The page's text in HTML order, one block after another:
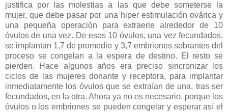
justifica por las molestias a las que debe someterse la
mujer, que debe pasar por una hiper estimulación ovárica y
una pequeña operación para extraerle alrededor de 10
óvulos de una vez. De esos 10 óvulos, una vez fecundados,
se implantan 1,7 de promedio y 3,7 embriones sobrantes del
proceso se congelan a la espera de destino. El resto se
pierden. Hace algunos años era preciso sincronizar los
ciclos de las mujeres donante y receptora, para implantar
inmediatamente los óvulos que se extraían de una, tras ser
fecundados, en la otra. Ahora ya no es necesario, porque los
óvulos o los embriones se pueden congelar y esperar así el